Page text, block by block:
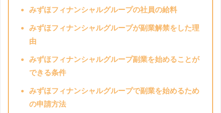
みずほフィナンシャルグループの社員の給料
みずほフィナンシャルグループが副業解禁をした理
由
みずほフィナンシャルグループ副業を始めることが
できる条件
みずほフィナンシャルグループで副業を始めるため
の申請方法